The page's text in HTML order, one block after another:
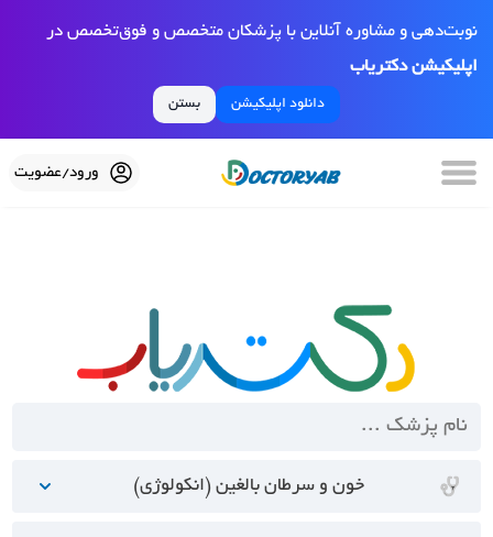
نوبت‌دهی و مشاوره آنلاین با پزشکان متخصص و فوق‌تخصص در
اپلیکیشن دکتریاب
دانلود اپلیکیشن بستن
ورود/عضویت
خون و سرطان بالغین (انکولوژی)